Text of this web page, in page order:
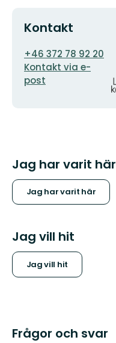
Kontakt
E-
postadress
+46 372 78 92 20
Kontakt via e-
post
Jag har varit här
Jag har varit här
Jag vill hit
Jag vill hit
Frågor och svar